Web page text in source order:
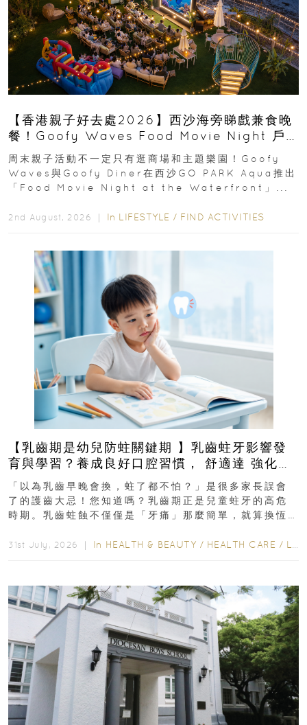
【香港親子好去處2026】西沙海旁睇戲兼食晚
餐！Goofy Waves Food Movie Night 戶
外影院逢週末登場
周末親子活動不一定只有逛商場和主題樂園！Goofy
Waves與Goofy Diner在西沙GO PARK Aqua推出
「Food Movie Night at the Waterfront」...
2nd August, 2026 ｜ In LIFESTYLE / FIND ACTIVITIES
【乳齒期是幼兒防蛀關鍵期 】乳齒蛀牙影響發
育與學習？養成良好口腔習慣， 舒適達 強化琺
瑯質 兒童牙膏防護指南
「以為乳齒早晚會換，蛀了都不怕？」是很多家長誤會
了的護齒大忌！您知道嗎？乳齒期正是兒童蛀牙的高危
時期。乳齒蛀蝕不僅僅是「牙痛」那麼簡單，就算換恆
31st July, 2026 ｜ In HEALTH & BEAUTY / HEALTH CARE / LIFESTYLE